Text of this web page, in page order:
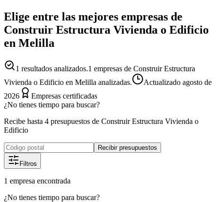
Elige entre las mejores empresas de
Construir Estructura Vivienda o Edificio
en Melilla
1 resultados analizados.1 empresas de Construir Estructura
Vivienda o Edificio en Melilla analizadas.
Actualizado agosto de
2026
Empresas certificadas
¿No tienes tiempo para buscar?
Recibe hasta 4 presupuestos de Construir Estructura Vivienda o
Edificio
Recibir presupuestos
Filtros
1 empresa encontrada
¿No tienes tiempo para buscar?